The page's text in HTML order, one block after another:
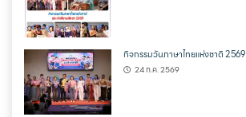
กิจกรรมวันภาษาไทยแห่งชาติ 2569
24 ก.ค. 2569